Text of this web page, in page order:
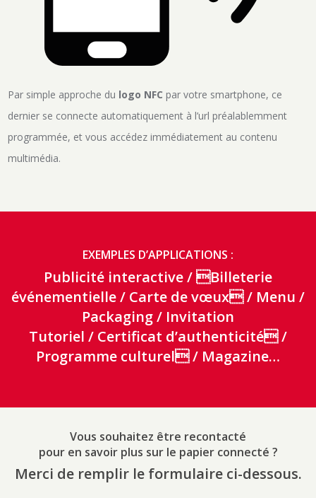
Par simple approche du logo NFC par votre smartphone, ce
dernier se connecte automatiquement à l’url préalablemment
programmée, et vous accédez immédiatement au contenu
multimédia.
EXEMPLES D’APPLICATIONS :
Publicité interactive / Billeterie
événementielle / Carte de vœux / Menu /
Packaging / Invitation
Tutoriel / Certificat d’authenticité /
Programme culturel / Magazine…
Vous souhaitez être recontacté
pour en savoir plus sur le papier connecté ?
Merci de remplir le formulaire ci-dessous.